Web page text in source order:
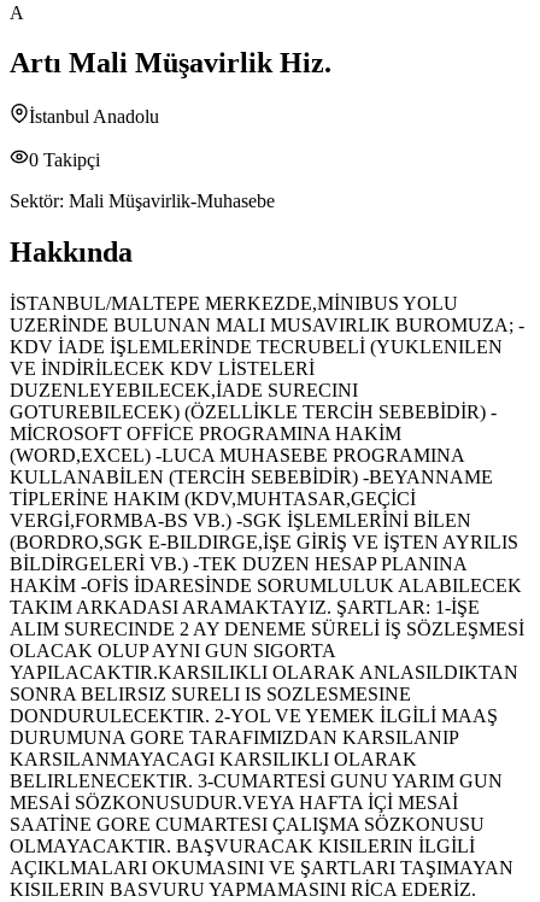
A
Artı Mali Müşavirlik Hiz.
İstanbul Anadolu
0 Takipçi
Sektör: Mali Müşavirlik-Muhasebe
Hakkında
İSTANBUL/MALTEPE MERKEZDE,MİNIBUS YOLU
UZERİNDE BULUNAN MALI MUSAVIRLIK BUROMUZA; -
KDV İADE İŞLEMLERİNDE TECRUBELİ (YUKLENILEN
VE İNDİRİLECEK KDV LİSTELERİ
DUZENLEYEBILECEK,İADE SURECINI
GOTUREBILECEK) (ÖZELLİKLE TERCİH SEBEBİDİR) -
MİCROSOFT OFFİCE PROGRAMINA HAKİM
(WORD,EXCEL) -LUCA MUHASEBE PROGRAMINA
KULLANABİLEN (TERCİH SEBEBİDİR) -BEYANNAME
TİPLERİNE HAKIM (KDV,MUHTASAR,GEÇİCİ
VERGİ,FORMBA-BS VB.) -SGK İŞLEMLERİNİ BİLEN
(BORDRO,SGK E-BILDIRGE,İŞE GİRİŞ VE İŞTEN AYRILIS
BİLDİRGELERİ VB.) -TEK DUZEN HESAP PLANINA
HAKİM -OFİS İDARESİNDE SORUMLULUK ALABILECEK
TAKIM ARKADASI ARAMAKTAYIZ. ŞARTLAR: 1-İŞE
ALIM SURECINDE 2 AY DENEME SÜRELİ İŞ SÖZLEŞMESİ
OLACAK OLUP AYNI GUN SIGORTA
YAPILACAKTIR.KARSILIKLI OLARAK ANLASILDIKTAN
SONRA BELIRSIZ SURELI IS SOZLESMESINE
DONDURULECEKTIR. 2-YOL VE YEMEK İLGİLİ MAAŞ
DURUMUNA GORE TARAFIMIZDAN KARSILANIP
KARSILANMAYACAGI KARSILIKLI OLARAK
BELIRLENECEKTIR. 3-CUMARTESİ GUNU YARIM GUN
MESAİ SÖZKONUSUDUR.VEYA HAFTA İÇİ MESAİ
SAATİNE GORE CUMARTESI ÇALIŞMA SÖZKONUSU
OLMAYACAKTIR. BAŞVURACAK KISILERIN İLGİLİ
AÇIKLMALARI OKUMASINI VE ŞARTLARI TAŞIMAYAN
KISILERIN BASVURU YAPMAMASINI RİCA EDERİZ.